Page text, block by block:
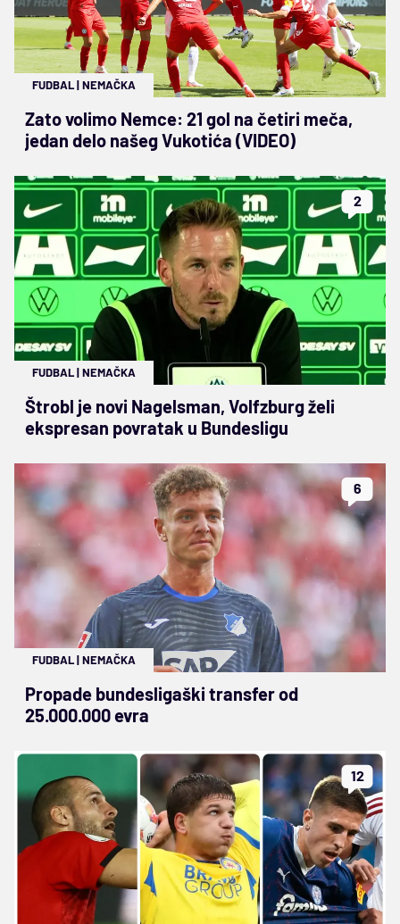
FUDBAL|NEMAČKA
Zato volimo Nemce: 21 gol na četiri meča,
jedan delo našeg Vukotića (VIDEO)
2
FUDBAL|NEMAČKA
Štrobl je novi Nagelsman, Volfzburg želi
ekspresan povratak u Bundesligu
6
FUDBAL|NEMAČKA
Propade bundesligaški transfer od
25.000.000 evra
12